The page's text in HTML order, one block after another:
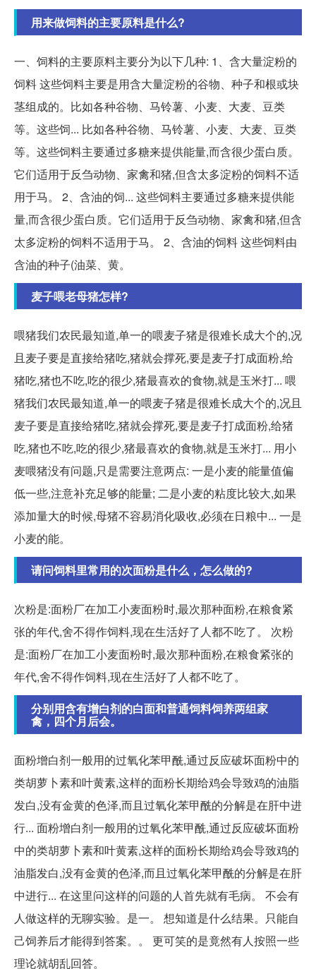
用来做饲料的主要原料是什么?
一、饲料的主要原料主要分为以下几种: 1、含大量淀粉的
饲料 这些饲料主要是用含大量淀粉的谷物、种子和根或块
茎组成的。比如各种谷物、马铃薯、小麦、大麦、豆类
等。这些饲... 比如各种谷物、马铃薯、小麦、大麦、豆类
等。这些饲料主要通过多糖来提供能量,而含很少蛋白质。
它们适用于反刍动物、家禽和猪,但含太多淀粉的饲料不适
用于马。 2、含油的饲... 这些饲料主要通过多糖来提供能
量,而含很少蛋白质。它们适用于反刍动物、家禽和猪,但含
太多淀粉的饲料不适用于马。 2、含油的饲料 这些饲料由
含油的种子(油菜、黄。
麦子喂老母猪怎样?
喂猪我们农民最知道,单一的喂麦子猪是很难长成大个的,况
且麦子要是直接给猪吃,猪就会撑死,要是麦子打成面粉,给
猪吃,猪也不吃,吃的很少,猪最喜欢的食物,就是玉米打... 喂
猪我们农民最知道,单一的喂麦子猪是很难长成大个的,况且
麦子要是直接给猪吃,猪就会撑死,要是麦子打成面粉,给猪
吃,猪也不吃,吃的很少,猪最喜欢的食物,就是玉米打... 用小
麦喂猪没有问题,只是需要注意两点: 一是小麦的能量值偏
低一些,注意补充足够的能量; 二是小麦的粘度比较大,如果
添加量大的时候,母猪不容易消化吸收,必须在日粮中... 一是
小麦的能。
请问饲料里常用的次面粉是什么，怎么做的?
次粉是:面粉厂在加工小麦面粉时,最次那种面粉,在粮食紧
张的年代,舍不得作饲料,现在生活好了人都不吃了。 次粉
是:面粉厂在加工小麦面粉时,最次那种面粉,在粮食紧张的
年代,舍不得作饲料,现在生活好了人都不吃了。
分别用含有增白剂的白面和普通饲料饲养两组家
禽，四个月后会。
面粉增白剂一般用的过氧化苯甲酰,通过反应破坏面粉中的
类胡萝卜素和叶黄素,这样的面粉长期给鸡会导致鸡的油脂
发白,没有金黄的色泽,而且过氧化苯甲酰的分解是在肝中进
行... 面粉增白剂一般用的过氧化苯甲酰,通过反应破坏面粉
中的类胡萝卜素和叶黄素,这样的面粉长期给鸡会导致鸡的
油脂发白,没有金黄的色泽,而且过氧化苯甲酰的分解是在肝
中进行... 在这里问这样的问题的人首先就有毛病。 不会有
人做这样的无聊实验。是一。 想知道是什么结果。只能自
己饲养后才能得到答案。。 更可笑的是竟然有人按照一些
理论就胡乱回答。